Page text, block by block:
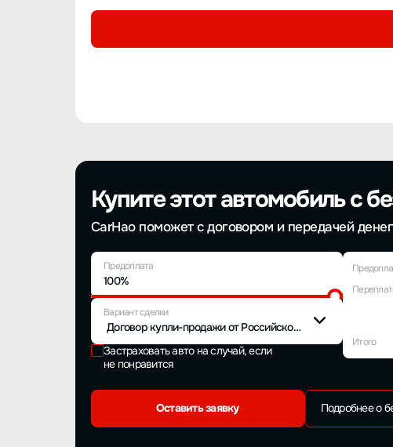
Купите этот автомобиль с
CarHao поможет с договором и передачей денег
Предоплата
100%
Вариант сделки
Договор купли-продажи от Российской компании
Застраховать авто на случай, если
не понравится
Итого
Оставить заявку Подробнее о